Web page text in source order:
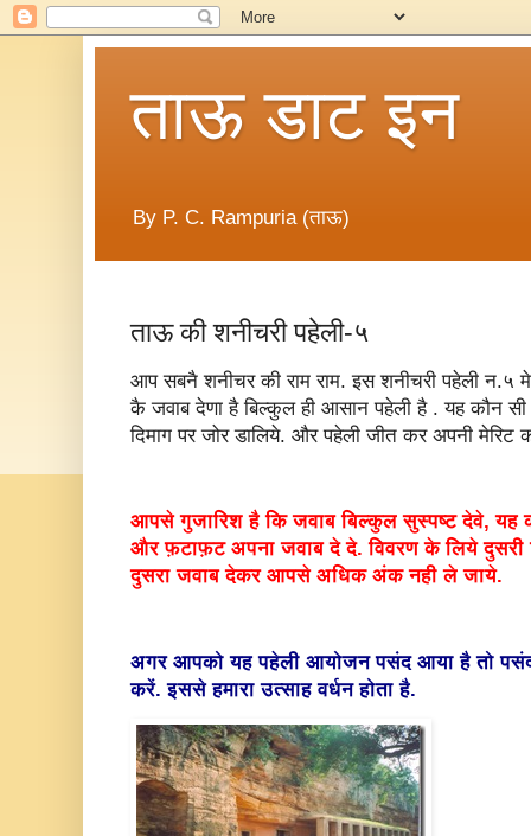
ताऊ डाट इन
By P. C. Rampuria (ताऊ)
ताऊ की शनीचरी पहेली-५
आप सबनै शनीचर की राम राम. इस शनीचरी पहेली न.५
कै जवाब देणा है बिल्कुल ही आसान पहेली है . यह कौन सी
दिमाग पर जोर डालिये. और पहेली जीत कर अपनी मेरिट
आपसे गुजारिश है कि जवाब बिल्कुल सुस्पष्ट देवे, यह
और फ़टाफ़ट अपना जवाब दे दे. विवरण के लिये
दुसरा जवाब देकर आपसे अधिक अंक नही लेजाये.
अगर आपको यह पहेली आयोजन पसंद आया है तो
करें. इससे हमारा उत्साह वर्धन होता है.